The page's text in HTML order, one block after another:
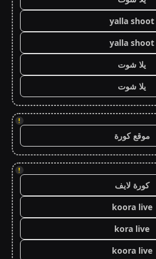
yalla shoot
yalla shoot
يلا شوت
يلا شوت
!
موقع كورة
!
كورة لايف
koora live
kora live
koora live